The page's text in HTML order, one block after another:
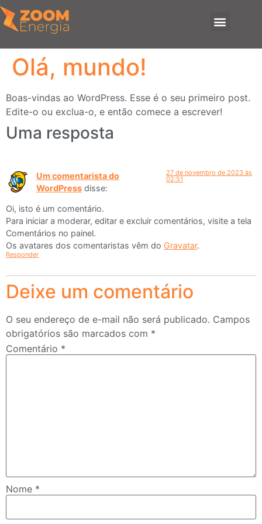
Olá, mundo!
Boas-vindas ao WordPress. Esse é o seu primeiro post.
Edite-o ou exclua-o, e então comece a escrever!
Uma resposta
Um comentarista do
WordPress disse:
27 de novembro de 2023 às
02:51
Oi, isto é um comentário.
Para iniciar a moderar, editar e excluir comentários, visite a tela
Comentários no painel.
Os avatares dos comentaristas vêm do Gravatar.
Responder
Deixe um comentário
O seu endereço de e-mail não será publicado. Campos
obrigatórios são marcados com *
Comentário *
Nome *